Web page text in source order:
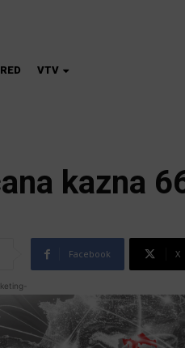
VTV
kazna
Facebook X